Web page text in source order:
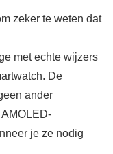
zeker te weten dat
met echte wijzers
De
ander
je ze nodig